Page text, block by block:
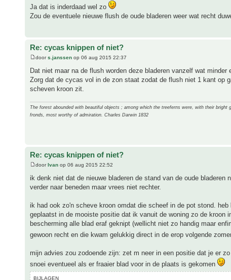
Ja dat is inderdaad wel zo
Zou de eventuele nieuwe flush de oude bladeren weer wat recht
Re: cycas knippen of niet?
doors.janssen op 06 aug 2015 22:37
Dat niet maar na de flush worden deze bladeren vanzelf wat minder
Zorg dat de cycas vol in de zon staat zodat de flush niet 1 kant op
scheven kroon zit.
The forest abounded with beautiful objects ; among which the treeferns were, with their bright
fronds, most worthy of admiration. Charles Darwin 1832
Re: cycas knippen of niet?
doorIvan op 06 aug 2015 22:52
ik denk niet dat de nieuwe bladeren de stand van de oude bladeren
verder naar beneden maar vrees niet rechter.
ik had ook zo'n scheve kroon omdat die scheef in de pot stond.
geplaatst in de mooiste positie dat ik vanuit de woning zo de kroon
bescherming alle blad eraf geknipt (wellicht niet zo handig maar
gewoon recht en die kwam gelukkig direct in de erop volgende
mijn advies zou zodoende zijn: zet m neer in een positie dat je er
snoei eventueel als er fraaier blad voor in de plaats is gekomen
BIJLAGEN